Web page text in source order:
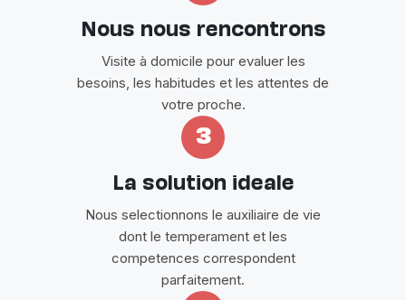
Nous nous rencontrons
Visite à domicile pour evaluer les
besoins, les habitudes et les attentes de
votre proche.
3
La solution ideale
Nous selectionnons le auxiliaire de vie
dont le temperament et les
competences correspondent
parfaitement.